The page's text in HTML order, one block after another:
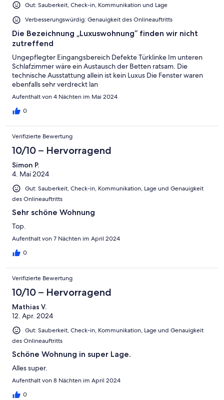
Gut: Sauberkeit, Check-in, Kommunikation und Lage
Verbesserungswürdig: Genauigkeit des Onlineauftritts
Die Bezeichnung „Luxuswohnung“ finden wir nicht
zutreffend
Ungepflegter Eingangsbereich Defekte Türklinke Im unteren
Schlafzimmer wäre ein Austausch der Betten ratsam. Die
technische Ausstattung allein ist kein Luxus Die Fenster waren
ebenfalls sehr verdreckt lan
Aufenthalt von 4 Nächten im Mai 2024
0
Verifizierte Bewertung
10/10 – Hervorragend
Simon P.
4. Mai 2024
Gut: Sauberkeit, Check-in, Kommunikation, Lage und Genauigkeit
des Onlineauftritts
Sehr schöne Wohnung
Top.
Aufenthalt von 7 Nächten im April 2024
0
Verifizierte Bewertung
10/10 – Hervorragend
Mathias V.
12. Apr. 2024
Gut: Sauberkeit, Check-in, Kommunikation, Lage und Genauigkeit
des Onlineauftritts
Schöne Wohnung in super Lage.
Alles super.
Aufenthalt von 8 Nächten im April 2024
0